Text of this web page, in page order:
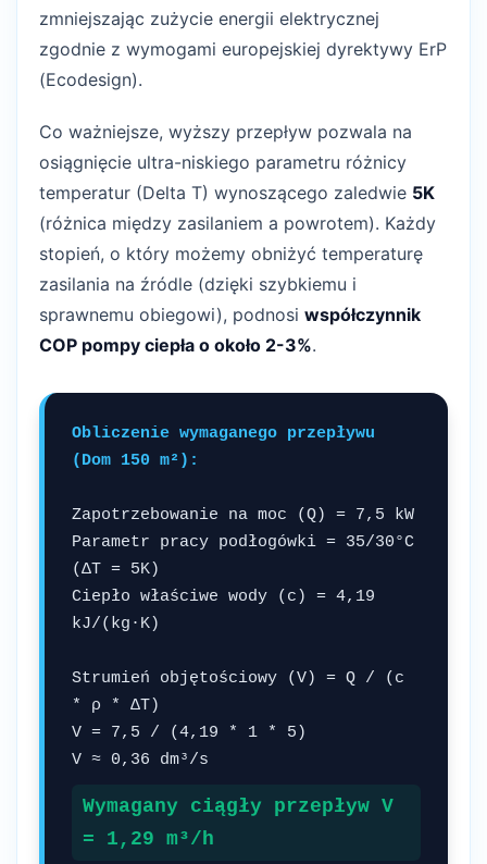
zmniejszając zużycie energii elektrycznej
zgodnie z wymogami europejskiej dyrektywy ErP
(Ecodesign).
Co ważniejsze, wyższy przepływ pozwala na
osiągnięcie ultra-niskiego parametru różnicy
temperatur (Delta T) wynoszącego zaledwie 5K
(różnica między zasilaniem a powrotem). Każdy
stopień, o który możemy obniżyć temperaturę
zasilania na źródle (dzięki szybkiemu i
sprawnemu obiegowi), podnosi współczynnik
COP pompy ciepła o około 2-3%.
Obliczenie wymaganego przepływu
(Dom 150 m²):
Zapotrzebowanie na moc (Q) = 7,5 kW
Parametr pracy podłogówki = 35/30°C
(ΔT = 5K)
Ciepło właściwe wody (c) = 4,19
kJ/(kg·K)
Strumień objętościowy (V) = Q / (c
* ρ * ΔT)
V = 7,5 / (4,19 * 1 * 5)
V ≈ 0,36 dm³/s
Wymagany ciągły przepływ V
= 1,29 m³/h